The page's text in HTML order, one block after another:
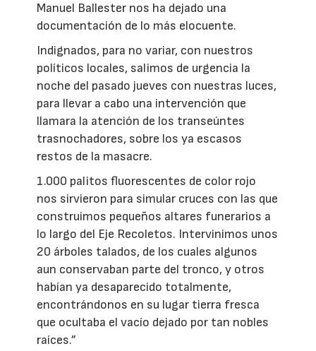
Manuel Ballester nos ha dejado una
documentación de lo más elocuente.
Indignados, para no variar, con nuestros
políticos locales, salimos de urgencia la
noche del pasado jueves con nuestras luces,
para llevar a cabo una intervención que
llamara la atención de los transeúntes
trasnochadores, sobre los ya escasos
restos de la masacre.
1.000 palitos fluorescentes de color rojo
nos sirvieron para simular cruces con las que
construimos pequeños altares funerarios a
lo largo del Eje Recoletos. Intervinimos unos
20 árboles talados, de los cuales algunos
aun conservaban parte del tronco, y otros
habían ya desaparecido totalmente,
encontrándonos en su lugar tierra fresca
que ocultaba el vacío dejado por tan nobles
raíces.”